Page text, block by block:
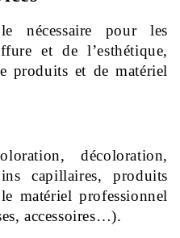
nécessaire pour les
et de l’esthétique,
produits et de matériel
décoloration,
capillaires, produits
matériel professionnel
accessoires…).